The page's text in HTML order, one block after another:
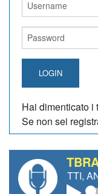
LOGIN
Hai dimenticato i
Se non sei
ANDREA